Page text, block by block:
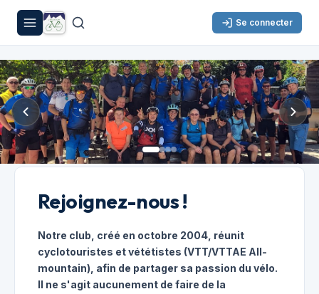
Se connecter
Rejoignez-nous !
Notre club, créé en octobre 2004, réunit
cyclotouristes et vététistes (VTT/VTTAE All-
mountain), afin de partager sa passion du vélo.
Il ne s'agit aucunement de faire de la